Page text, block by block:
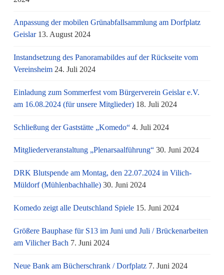
Anpassung der mobilen Grünabfallsammlung am Dorfplatz
Geislar 13. August 2024
Instandsetzung des Panoramabildes auf der Rückseite vom
Vereinsheim 24. Juli 2024
Einladung zum Sommerfest vom Bürgerverein Geislar e.V.
am 16.08.2024 (für unsere Mitglieder) 18. Juli 2024
Schließung der Gaststätte „Komedo“ 4. Juli 2024
Mitgliederveranstaltung „Plenarsaalführung“ 30. Juni 2024
DRK Blutspende am Montag, den 22.07.2024 in Vilich-
Müldorf (Mühlenbachhalle) 30. Juni 2024
Komedo zeigt alle Deutschland Spiele 15. Juni 2024
Größere Bauphase für S13 im Juni und Juli / Brü­cken­ar­bei­ten
am Vi­li­cher Bach 7. Juni 2024
Neue Bank am Bücherschrank / Dorfplatz 7. Juni 2024